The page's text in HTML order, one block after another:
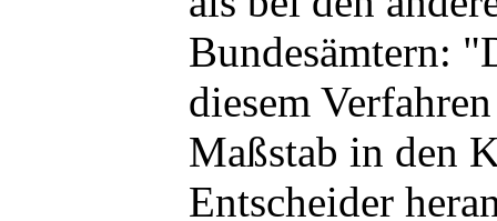
Bundesämtern:
diesem
Maßstab in den
Entscheider